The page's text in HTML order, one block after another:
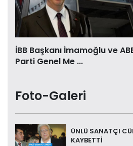
İBB Başkanı İmamoğlu ve
Parti Genel Me ...
Foto-Galeri
ÜNLÜ SANATÇI
KAYBETTİ